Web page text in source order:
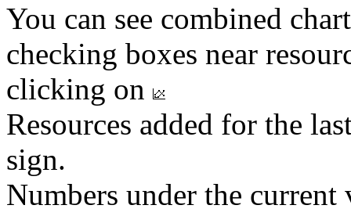
You can see combined
checking boxes near
clicking on
Resources added for the
sign.
Numbers under the